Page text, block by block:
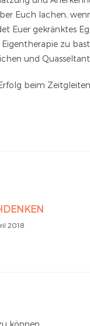
Euch lachen,
Euer gekränktes
zu
und
beim
2018
können.